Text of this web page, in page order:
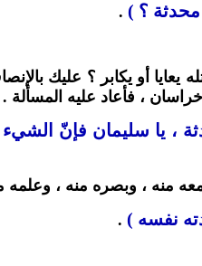
؟ ) .
يعايا أو يكابر ؟ عليك
، فأعاد عليه المسألة .
، يا سليمان فإنّ الشيء
منه ، وبصره منه ، وعلمه
نفسه ) .